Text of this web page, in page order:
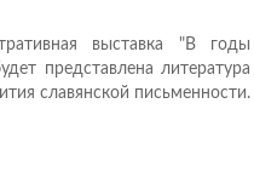
выставка "В годы
представлена литература
славянской письменности.